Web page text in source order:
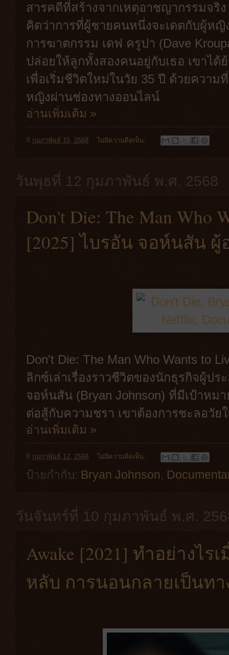
สารคดีที่สร้างจากเหตุอาชญากรรมจริ
คิดว่าการที่ผู้ชายคนหนึ่งจะเดตกับผู้หญิ
การฆาตกรรม เดฟ ครูปา (Dave
ปล่อยให้ลูกทั้งสองคนอยู่กับเธอ เขาได้
เพื่อเริ่มชีวิตใหม่ในวัย 35 ปี ด้วยความ
หญิงผ่านช่องทางออนไลน์
อ่านเพิ่มเติม »
ที่ กุมภาพันธ์ 15, 2568 ไม่มีความคิดเห็น:
วันพุธที่ 12 กุมภาพันธ์ พ.ศ. 2568
Don't Die: The Man Who
[2025] ไบรอัน จอห์นสัน
Don't Die: The Man Who Wants to
ลิกซ์เล่าเรื่องราวชีวิตของนักธุรกิจผู้ปร
จอห์นสัน (Bryan Johnson) ที่มีเป้าหม
ต่อสู้กับความชรา เขาต้องการชะลอวัย
อ่านเพิ่มเติม »
ที่ กุมภาพันธ์ 12, 2568 ไม่มีความคิดเห็น:
ป้ายกำกับ: Bryan Johnson,
วันจันทร์ที่ 10 กุมภาพันธ์ พ.ศ.
Awake [2021] ทำอย่างไ
หลับ การนอนกลายเป็นท